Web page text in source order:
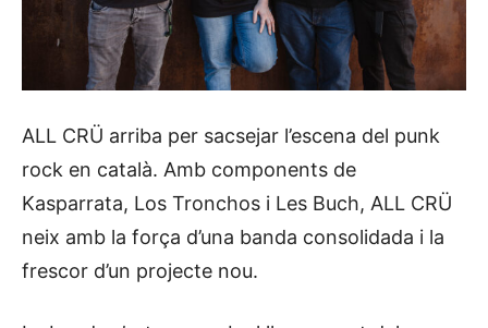
ALL CRÜ arriba per sacsejar l’escena del punk
rock en català. Amb components de
Kasparrata, Los Tronchos i Les Buch, ALL CRÜ
neix amb la força d’una banda consolidada i la
frescor d’un projecte nou.